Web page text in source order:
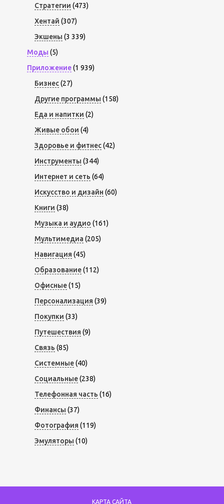
Стратегии (473)
Хентай (307)
Экшены (3 339)
Моды (5)
Приложение(1 939)
Бизнес(27)
Другие программы (158)
Еда и напитки (2)
Живые обои (4)
Здоровье и фитнес(42)
Инструменты (344)
Интернет и сеть (64)
Искусство и дизайн (60)
Книги (38)
Музыка и аудио (161)
Мультимедиа (205)
Навигация (45)
Образование(112)
Офисные(15)
Персонализация (39)
Покупки (33)
Путешествия (9)
Связь (85)
Системные(40)
Социальные(238)
Телефонная часть (16)
Финансы (37)
Фотография (119)
Эмуляторы (10)
КАРТА САЙТА